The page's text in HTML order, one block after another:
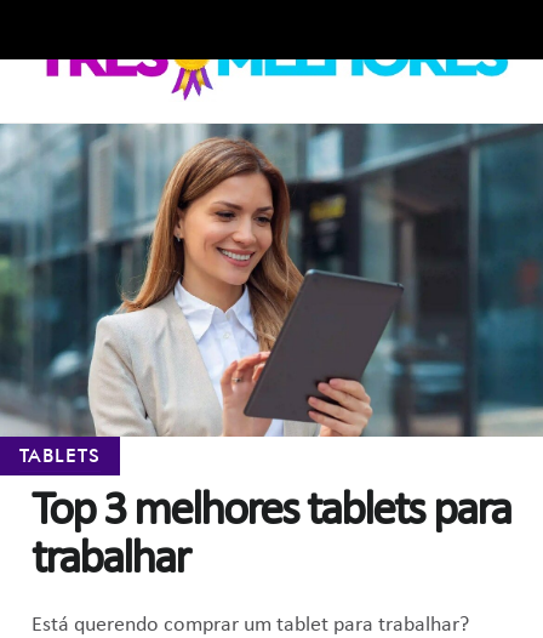
navigation
content
TABLETS
Top 3 melhores tablets para
trabalhar
Está querendo comprar um tablet para trabalhar?